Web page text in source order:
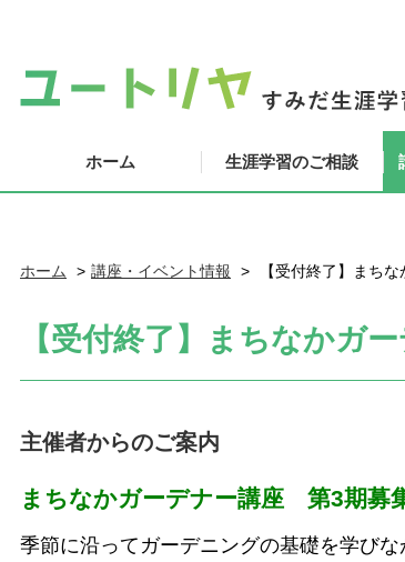
ホーム 生涯学習のご相談
ホーム 講座・イベント情報 【受付終了】まちな
【受付終了】まちなかガ
主催者からのご案内
まちなかガーデナー講座 第3期募
季節に沿ってガーデニングの基礎を学び